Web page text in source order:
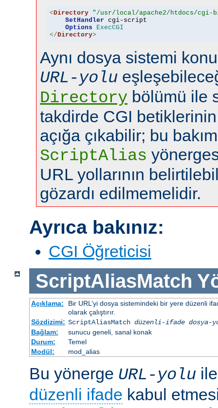
<Directory
"/usr/local/apache2/htdocs/cgi-
SetHandler cgi-script
Options
ExecCGI
</Directory>
Aynı dosya sistemi
URL-yolu
Directory bölümü ile
takdirde CGI
açığa çıkabilir; bu
ScriptAlias
URL yollarının
gözardı edilmemelidir.
Ayrıca bakınız:
CGI Öğreticisi
ScriptAliasMatch
Açıklama:
Bir URL’yi dosya sistemindeki bir yere düzenli
olarak çalıştırır.
Sözdizimi: ScriptAliasMatch düzenli-ifade dosya-
Bağlam:
sunucu geneli, sanal konak
Durum:
Temel
Modül:
mod_alias
Bu yönerge URL-yolu
düzenli ifade kabul